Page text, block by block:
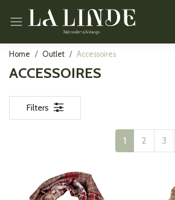
Home Outlet Accessoires
ACCESSOIRES
Filters
1 2 3